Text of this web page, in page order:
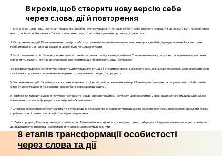
8 кроків, щоб створити нову версію себе
через слова, дії й повторення
1. Визначення цілей: Перш ніж почати процес змін, необхідно чітко усвідомити, які саме аспекти себе ви хочете покращити. Це можуть бути як особистісні
якості, так і професійні навички. Запишіть конкретні цілі, щоб мати чітке уявлення про те, куди рухаєтеся.
2. Складання плану дій: Після визначення цілей розробіть детальний план, який включатиме конкретні кроки, необхідні для досягнення бажаних змін.
Розбийте великі цілі на менші завдання, щоб їх було легше реалізувати.
3. Вибір позитивних слів: Зосередьтеся на використанні позитивних формулювань у своїй мові. Слова мають велику силу: вони формують ваше мислення і
сприйняття. Замініть негативні висловлювання на позитивні, що підкріплюють вашу нову версію.
4. Практика усвідомленості: Регулярно практикуйте усвідомленість, щоб стежити за своїми думками та емоціями. Це допоможе вам усвідомлювати, коли
старі звички і установки спливають на поверхню, і дозволить вам швидко їх коригувати.
5. Виконання нових дій: Залучіть у своє життя нові звички та дії, які відповідають вашій новій версії. Це можуть бути заняття спортом, нові хобі або навіть
зміна стилю спілкування. Кожен новий крок наближає вас до ваших цілей.
6. Повторення та практикування: Регулярно повторюйте нові дії і використовуйтесь нову мову, щоб закріпити їх у своїй свідомості. Робіть це щодня, адже
повторення допомагає формувати нові нейронні зв’язки і звички.
7. Отримання зворотного зв’язку: Запитайте друзів, родичів або колег про їхнє сприйняття ваших змін. Зворотний зв’язок допоможе вам зрозуміти, як вас
сприймають інші, і виявити можливі області для покращення.
8. Оцінка прогресу: Регулярно аналізуйте свій прогрес. Визначайте, яких цілей ви досягли, а що ще потребує уваги. Це дозволить вам коригувати свій план
дій, підлаштовуючи його під нові обставини та виклики, які можуть виникнути.
8 етапів трансформації особистості
через слова та дії